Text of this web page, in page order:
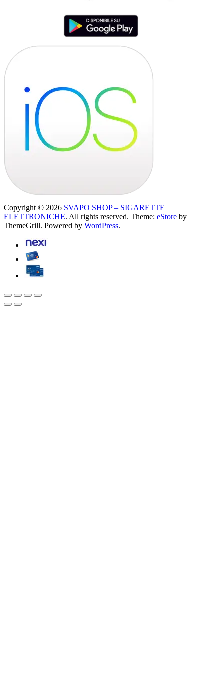
Copyright © 2026 SVAPO SHOP – SIGARETTE
ELETTRONICHE. All rights reserved. Theme: eStore by
ThemeGrill. Powered by WordPress.